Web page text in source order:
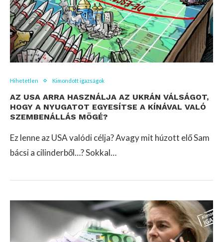
Hihetetlen Kimondott igazságok
AZ USA ARRA HASZNÁLJA AZ UKRÁN VÁLSÁGOT,
HOGY A NYUGATOT EGYESÍTSE A KÍNÁVAL VALÓ
SZEMBENÁLLÁS MÖGÉ?
Ez lenne az USA valódi célja? Avagy mit húzott elő Sam
bácsi a cilinderből…? Sokkal…